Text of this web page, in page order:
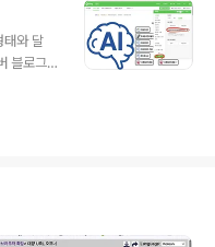
요성S
셜 플
인 영향
SNS가
태와 달
블로그
지 안에
를 구성
blo
type-na